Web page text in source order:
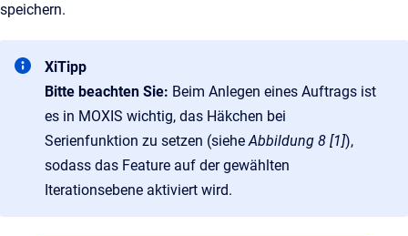
speichern.
XiTipp
Bitte beachten Sie: Beim Anlegen eines Auftrags ist
es in MOXIS wichtig, das Häkchen bei
Serienfunktion zu setzen (sieheAbbildung 8 [1]),
sodass das Feature auf der gewählten
Iterationsebene aktiviert wird.